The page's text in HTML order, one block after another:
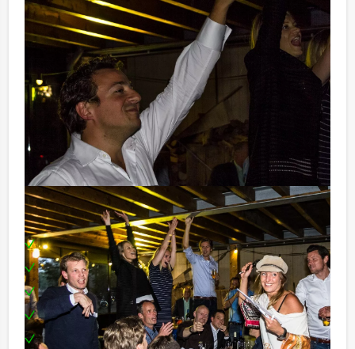
Dat is natuurlijk nog niet alles, want tussen de
verschillende spelrondes door krijgen jullie een
heerlijk drie gangen diner geserveerd. Om je vingers
bij af te likken!
Aan het einde van de avond zullen wij het team dat de
anderen het beste kan inschatten de Ranking the Stars
hoofdprijs overhandigen.
Veel plezier!
Inclusief:
Een enthousiaste quizmaster
Een uitgebreid 3-gangen diner
Toplocatie in centrum van Delft
Een Ranking The Stars hoofdprijs voor de winnaars
Te boeken op uw gewenste dag en tijdstip!